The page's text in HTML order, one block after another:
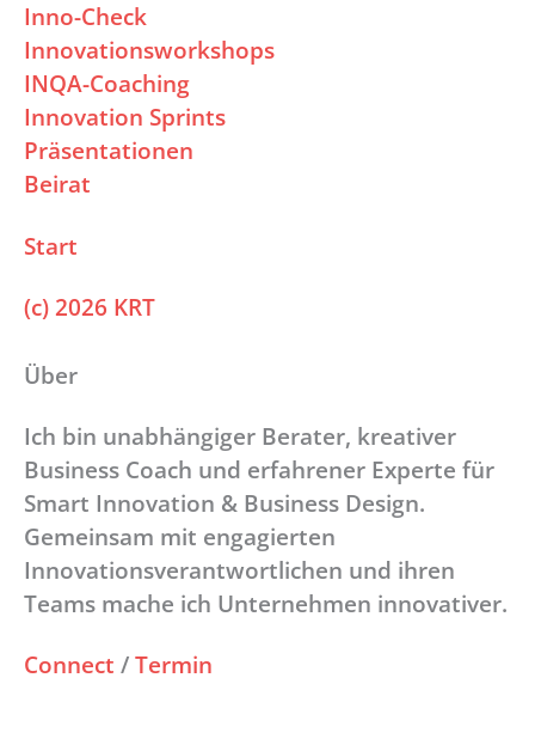
Inno-Check
Innovationsworkshops
INQA-Coaching
Innovation Sprints
Präsentationen
Beirat
Start
(c) 2026 KRT
Über
Ich bin unabhängiger Berater, kreativer
Business Coach und erfahrener Experte für
Smart Innovation & Business Design.
Gemeinsam mit engagierten
Innovationsverantwortlichen und ihren
Teams mache ich Unternehmen innovativer.
Connect / Termin